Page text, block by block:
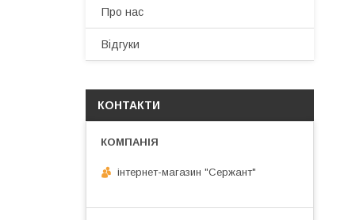
Про нас
Відгуки
КОНТАКТИ
інтернет-магазин "Сержант"